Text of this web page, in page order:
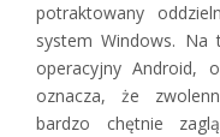
potraktowany
system Windows. Na
operacyjny Android,
oznacza, że
bardzo chętnie